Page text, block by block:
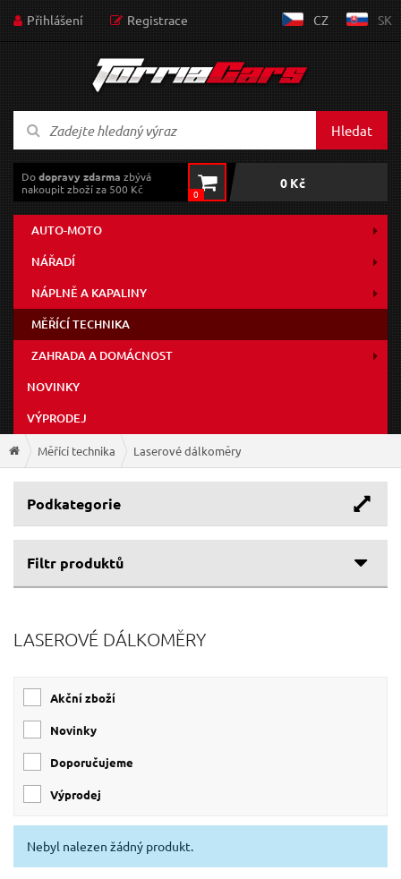
Přihlášení Registrace CZ SK
Hledat
Dodopravy zdarma zbývá
nakoupit zboží za 500 Kč
0
0 Kč
AUTO-MOTO
NÁŘADÍ
NÁPLNĚ A KAPALINY
MĚŘÍCÍ TECHNIKA
ZAHRADA A DOMÁCNOST
NOVINKY
VÝPRODEJ
Měřící technika Laserové dálkoměry
Podkategorie
Filtr produktů
LASEROVÉ DÁLKOMĚRY
Akční zboží
Novinky
Doporučujeme
Výprodej
Nebyl nalezen žádný produkt.